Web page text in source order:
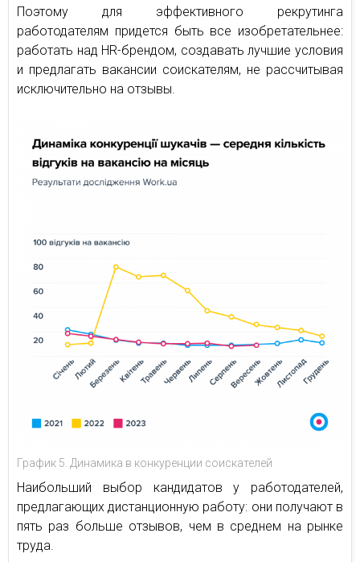
Поэтому для эффективного рекрутинга
работодателям придется быть все изобретательнее:
работать над HR-брендом, создавать лучшие условия
и предлагать вакансии соискателям, не рассчитывая
исключительно на отзывы.
График 5. Динамика в конкуренции соискателей
Наибольший выбор кандидатов у работодателей,
предлагающих дистанционную работу: они получают в
пять раз больше отзывов, чем в среднем на рынке
труда.